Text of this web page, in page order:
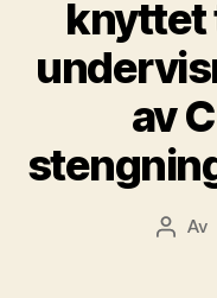
knyttet
av
Av